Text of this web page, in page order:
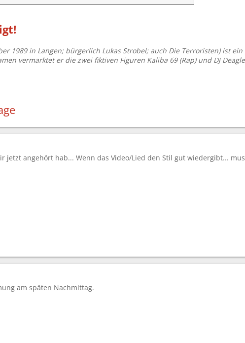
1989 in Langen; bürgerlich Lukas Strobel; auch Die Terroristen) ist
vermarktet er die zwei fiktiven Figuren Kaliba 69 (Rap) und DJ
jetzt angehört hab... Wenn das Video/Lied den Stil gut wiedergibt...
am späten Nachmittag.